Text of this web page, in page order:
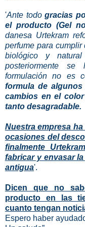
'Ante todo gracias
el producto (Gel
danesa Urtekram
perfume para
biológico y natural
posteriormente
formulación no es
formula de
cambios en el
tanto desagradable.
Nuestra empresa
ocasiones del
finalmente
fabricar y envasar
antigua'.
Dicen que no
producto en las
cuanto tengan
Espero haber